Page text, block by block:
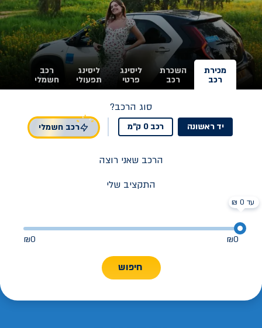
מכירת
רכב
השכרת
רכב
ליסינג
פרטי
ליסינג
תפעולי
רכב
חשמלי
סוג הרכב?
יד ראשונה רכב 0 ק"מ רכב חשמלי
הרכב שאני רוצה
התקציב שלי
₪0
₪0
חיפוש
עד 0 ₪